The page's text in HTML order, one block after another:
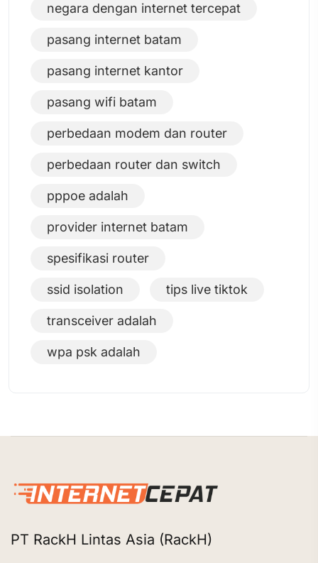
negara dengan internet tercepat
pasang internet batam
pasang internet kantor
pasang wifi batam
perbedaan modem dan router
perbedaan router dan switch
pppoe adalah
provider internet batam
spesifikasi router
ssid isolation tips live tiktok
transceiver adalah
wpa psk adalah
PT RackH Lintas Asia (RackH)